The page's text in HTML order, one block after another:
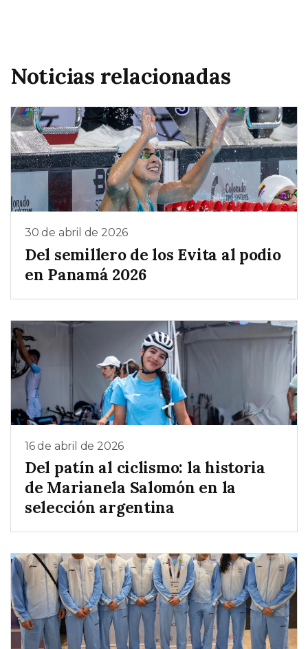
Noticias relacionadas
30 de abril de 2026
Del semillero de los Evita al podio
en Panamá 2026
16 de abril de 2026
Del patín al ciclismo: la historia
de Marianela Salomón en la
selección argentina